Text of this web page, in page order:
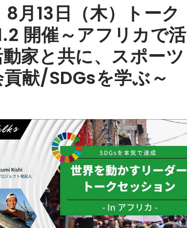
8月13日（木）トーク
開催～アフリカで活
家と共に、スポーツ
献/SDGsを学ぶ～